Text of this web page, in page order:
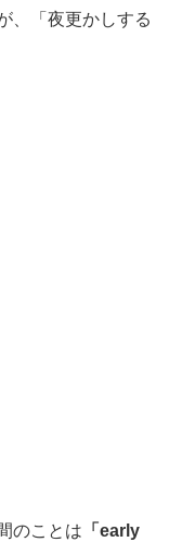
、「夜更かしする
のことは 「early